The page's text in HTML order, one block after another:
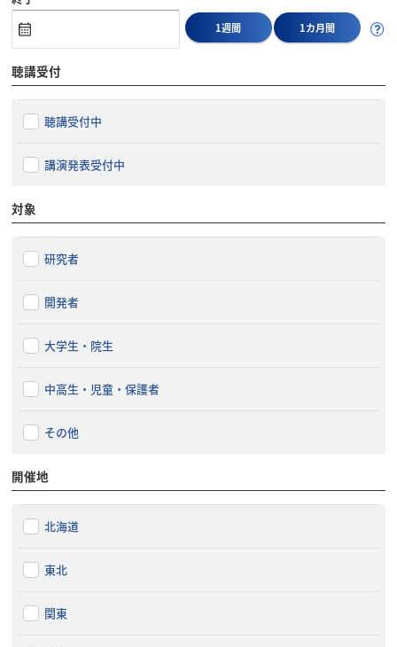
1週間 1カ月間
聴講受付
聴講受付中
講演発表受付中
対象
研究者
開発者
大学生・院生
中高生・児童・保護者
その他
開催地
北海道
東北
関東